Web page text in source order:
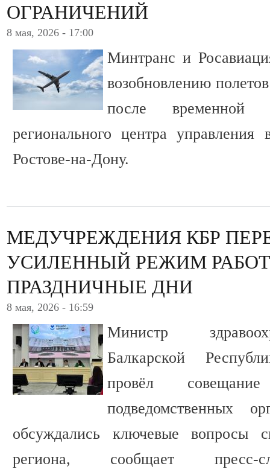
ОГРАНИЧЕНИЙ
8 мая, 2026 - 17:00
Минтранс и
возобновлению
после временной
регионального центра
Ростове-на-Дону.
МЕДУЧРЕЖДЕНИЯ КБР
УСИЛЕННЫЙ РЕЖИМ
ПРАЗДНИЧНЫЕ ДНИ
8 мая, 2026 - 16:59
Министр
Балкарской
провёл
подведомственных
обсуждались ключевые вопросы
региона, сообщает пресс-